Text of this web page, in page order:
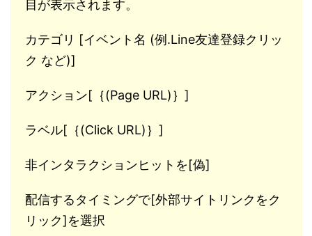
目が表示されます。
カテゴリ [イベント名 (例.Line友達登録クリッ
ク など)]
アクション[｛(Page URL)｝]
ラベル[｛(Click URL)｝]
非インタラクションヒットを[偽]
配信するタイミングで[外部サイトリンクをク
リック]を選択